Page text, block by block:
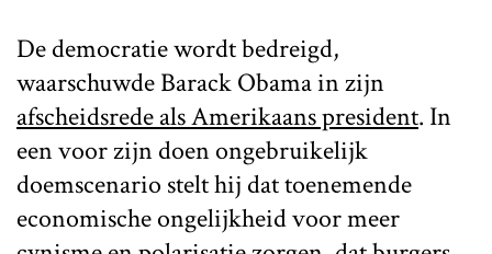
De democratie wordt bedreigd,
waarschuwde Barack Obama in zijn
afscheidsrede als Amerikaans president. In
een voor zijn doen ongebruikelijk
doemscenario stelt hij dat toenemende
economische ongelijkheid voor meer